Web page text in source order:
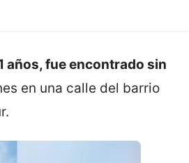
años, fue encontrado sin
en una calle del barrio